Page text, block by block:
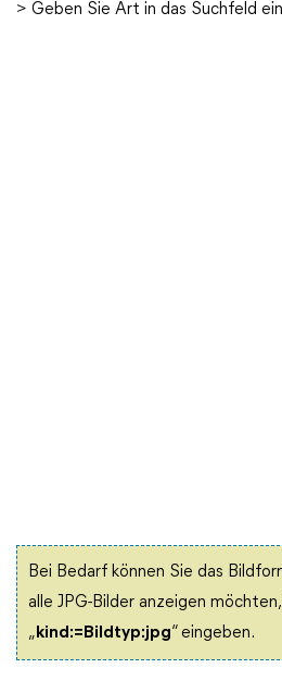
> Geben Sie Art in das Suchfeld
Bei Bedarf können Sie das
alle JPG-Bilder anzeigen
„ kind:=Bildtyp:jpg“ eingeben.